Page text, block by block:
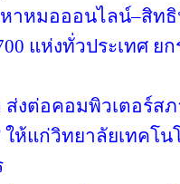
หาหมอออนไลน์–สิ
แห่งทั่วประเทศ
งต่อคอมพิวเตอร์ส
ให้แก่วิทยาลัยเทคโ